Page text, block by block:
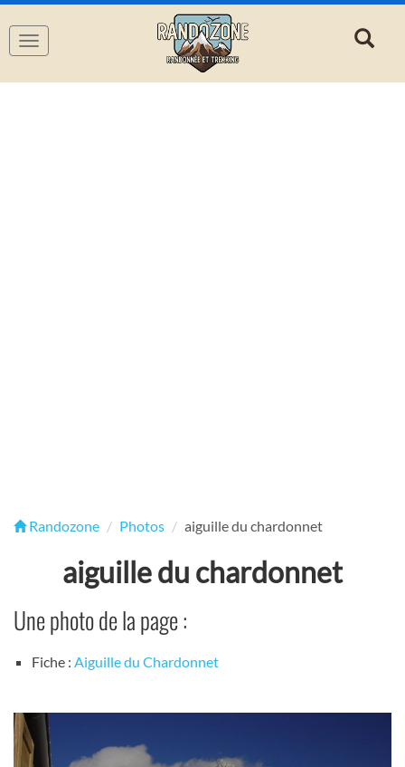
Navigation
Randozone Photos aiguille du chardonnet
aiguille du chardonnet
Une photo de la page :
Fiche : Aiguille du Chardonnet